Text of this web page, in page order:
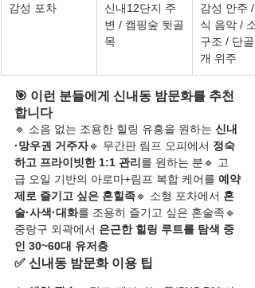
감성 포차
신내12단지 주
변 / 캠핑숲 뒷골
목
감성 안주 /
식 음악 /
구조 / 단골
개 위주
🎯 이런 분들에게 신내동 밤문화를 추천
합니다
🔹 소음 없는 조용한 힐링 유흥을 원하는 신내
·망우권 거주자🔹 무간판 림프 오피에서 정숙
하고 프라이빗한 1:1 관리 를 원하는 분🔹 고
급 오일 기반의 아로마+림프 복합 케어를 예약
제로 즐기고 싶은 혼힐족🔹 소형 포차에서 혼
술·사색·대화를 조용히 즐기고 싶은 혼술족🔹
중랑구 외곽에서 은근한 힐링 루트를 탐색 중
인 30~60대 유저층
✅ 신내동 밤문화 이용 팁